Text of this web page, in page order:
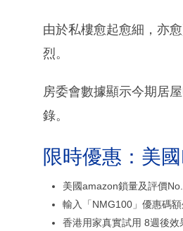
由於私樓愈起愈細，亦
烈。
房委會數據顯示今期居
錄。
限時優惠：美
美國amazon鎖量及評價
輸入「NMG100」優惠碼
香港用家真實試用 8週後效